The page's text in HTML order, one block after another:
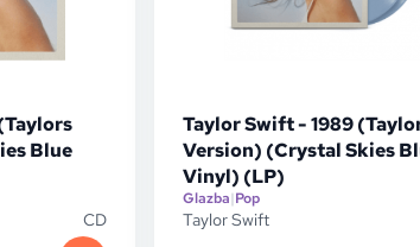
Blue
CD
Taylor Swift - 1989
Version) (Crystal Skies
Vinyl) (LP)
Glazba|Pop
Taylor Swift